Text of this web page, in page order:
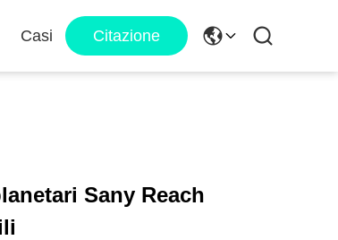
Casi Citazione
Sany Reach